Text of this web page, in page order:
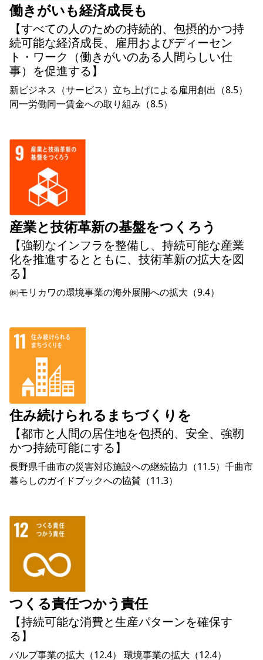
働きがいも経済成長も
【すべての人のための持続的、包摂的かつ持
続可能な経済成長、雇用およびディーセン
ト・ワーク（働きがいのある人間らしい仕
事）を促進する】
新ビジネス（サービス）立ち上げによる雇用創出（8.5）
同一労働同一賃金への取り組み（8.5）
産業と技術革新の基盤をつくろう
【強靭なインフラを整備し、持続可能な産業
化を推進するとともに、技術革新の拡大を図
る】
㈱モリカワの環境事業の海外展開への拡大（9.4）
住み続けられるまちづくりを
【都市と人間の居住地を包摂的、安全、強靭
かつ持続可能にする】
長野県千曲市の災害対応施設への継続協力（11.5）千曲市
暮らしのガイドブックへの協賛（11.3）
つくる責任つかう責任
【持続可能な消費と生産パターンを確保す
る】
バルブ事業の拡大（12.4） 環境事業の拡大（12.4）